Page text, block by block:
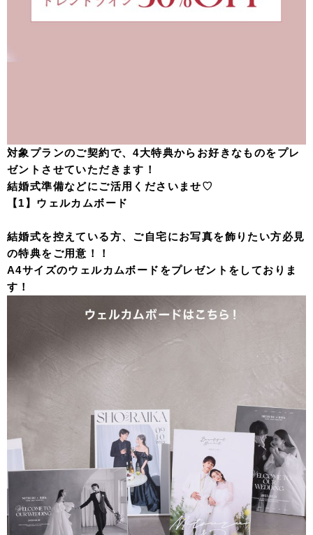
対象プランのご契約で、4大特典からお好きなものをプレ
ゼントさせていただきます！
結婚式準備などにご活用くださいませ♡
【1】ウェルカムボード
結婚式を控えている方、ご自宅にお写真を飾りたい方必見
の特典をご用意！！
A4サイズのウェルカムボードをプレゼントをしておりま
す！